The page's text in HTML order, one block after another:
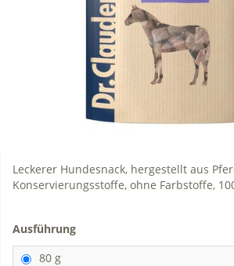
Leckerer Hundesnack, hergestellt aus
Konservierungsstoffe, ohne Farbstoffe,
Ausführung
80 g